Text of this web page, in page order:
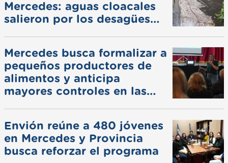
Mercedes: aguas cloacales
salieron por los desagües
Mercedes busca formalizar a
pequeños productores de
alimentos y anticipa
mayores controles en las
Envión reúne a 480 jóvenes
en Mercedes y Provincia
busca reforzar el programa